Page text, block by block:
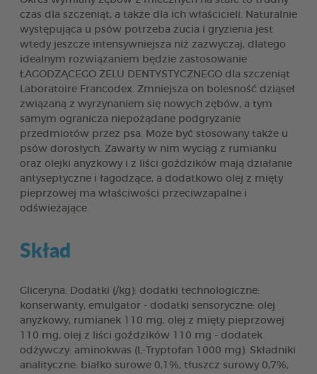
czas dla szczeniąt, a także dla ich właścicieli. Naturalnie
występująca u psów potrzeba żucia i gryzienia jest
wtedy jeszcze intensywniejsza niż zazwyczaj, dlatego
idealnym rozwiązaniem będzie zastosowanie
ŁAGODZĄCEGO ŻELU DENTYSTYCZNEGO dla szczeniąt
Laboratoire Francodex. Zmniejsza on bolesność dziąseł
związaną z wyrzynaniem się nowych zębów, a tym
samym ogranicza niepożądane podgryzanie
przedmiotów przez psa. Może być stosowany także u
psów dorosłych. Zawarty w nim wyciąg z rumianku
oraz olejki anyżkowy i z liści goździków mają działanie
antyseptyczne i łagodzące, a dodatkowo olej z mięty
pieprzowej ma właściwości przeciwzapalne i
odświeżające.
Skład
Gliceryna. Dodatki (/kg): dodatki technologiczne:
konserwanty, emulgator - dodatki sensoryczne: olej
anyżkowy, rumianek 110 mg, olej z mięty pieprzowej
110 mg, olej z liści goździków 110 mg - dodatek
odżywczy: aminokwas (L-Tryptofan 1000 mg). Składniki
analityczne: białko surowe 0,1%, tłuszcz surowy 0,7%,